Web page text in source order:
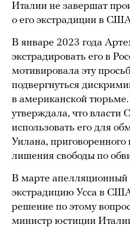
Италии не завершат
о его экстрадиции в
В январе 2023 года
экстрадировать его в
мотивировала эту
подвергнуться
в американской
утверждала, что
использовать его для
Уилана, приговоренного
лишения свободы по
В марте
экстрадицию Усса в
решение по этому
министр юстиции